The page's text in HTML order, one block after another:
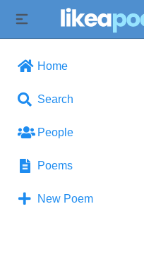
Home
Search
People
Poems
New Poem